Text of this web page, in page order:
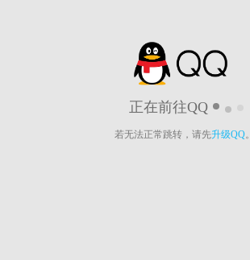
正在前往QQ
若无法正常跳转，请先升级QQ。